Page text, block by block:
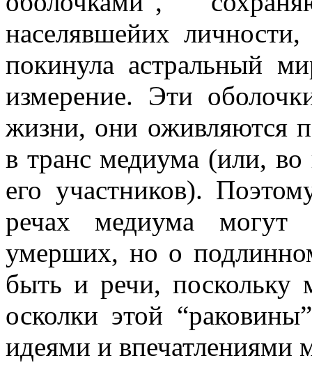
населявшейих
покинула астральный
измерение. Эти
жизни, они оживляются
в транс медиума (или, во
его участников).
речах медиума могут
умерших, но о
быть и речи, поскольку
осколки этой
идеями и впечатлениями